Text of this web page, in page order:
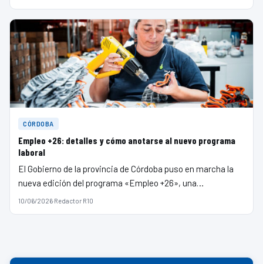
CÓRDOBA
Empleo +26: detalles y cómo anotarse al nuevo programa
laboral
El Gobierno de la provincia de Córdoba puso en marcha la
nueva edición del programa «Empleo +26», una…
10/06/2026·Redactor R10